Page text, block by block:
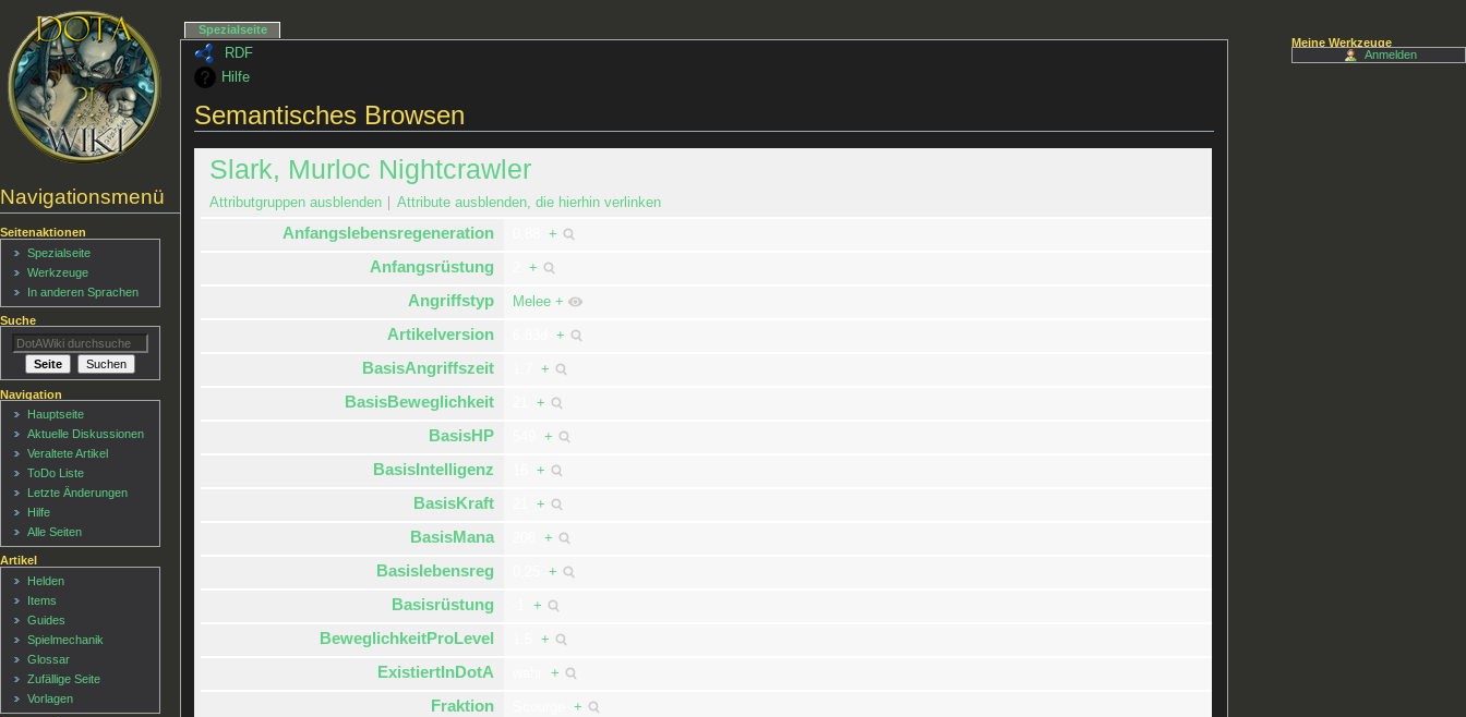
RDF
Hilfe
Semantisches Browsen
Slark, Murloc Nightcrawler
Attributgruppen ausblenden Attribute ausblenden, die hierhin verlinken
Anfangslebensregeneration +
Anfangsrüstung +
Angriffstyp Melee +
Artikelversion +
BasisAngriffszeit +
BasisBeweglichkeit +
BasisHP +
BasisIntelligenz +
BasisKraft +
BasisMana +
Basislebensreg +
Basisrüstung +
BeweglichkeitProLevel +
ExistiertInDotA +
Fraktion +
Navigationsmenü
Spezialseite
Seitenaktionen
Spezialseite
Werkzeuge
In anderen Sprachen
Meine Werkzeuge
Anmelden
Suche
Navigation
Hauptseite
Aktuelle Diskussionen
Veraltete Artikel
ToDo Liste
Letzte Änderungen
Hilfe
Alle Seiten
Artikel
Helden
Items
Guides
Spielmechanik
Glossar
Zufällige Seite
Vorlagen